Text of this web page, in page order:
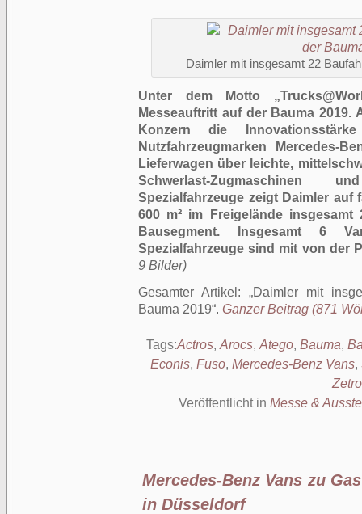
Daimler mit insgesamt 22
Unter dem Motto
Messeauftritt auf der Bauma 2019.
Konzern die
Nutzfahrzeugmarken Mercedes-
Lieferwagen über leichte,
Schwerlast-Zugmaschinen
Spezialfahrzeuge zeigt Daimler auf
600 m² im Freigelände
Bausegment. Insgesamt 6
Spezialfahrzeuge sind mit von der
9 Bilder)
Gesamter Artikel:
Daimler mit
Bauma 2019 . Ganzer Beitrag (871
Tags:Actros, Arocs, Atego, Bauma,
Econis, Fuso, Mercedes-Benz Vans,
Veröffentlicht in Messe &
Mercedes-Benz Vans zu
in Düsseldorf